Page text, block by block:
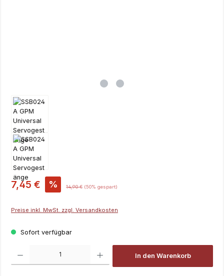
Verkaufspreis:
7,45 € % Regulärer Preis:
14,90 € (50% gespart)
Preise inkl. MwSt. zzgl. Versandkosten
Sofort verfügbar
In den Warenkorb